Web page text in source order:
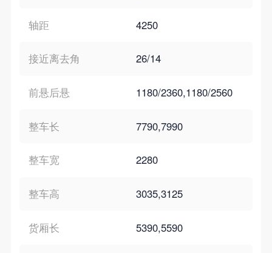
轴距 4250
接近离去角 26/14
前悬后悬 1180/2360,1180/2560
整车长 7790,7990
整车宽 2280
整车高 3035,3125
货厢长 5390,5590